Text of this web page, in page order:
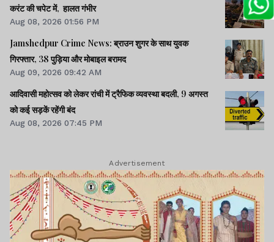
करंट की चपेट में, हालत गंभीर
Aug 08, 2026 01:56 PM
Jamshedpur Crime News: ब्राउन शुगर के साथ युवक
गिरफ्तार, 38 पुड़िया और मोबाइल बरामद
Aug 09, 2026 09:42 AM
आदिवासी महोत्सव को लेकर रांची में ट्रैफिक व्यवस्था बदली, 9 अगस्त
को कई सड़कें रहेंगी बंद
Aug 08, 2026 07:45 PM
Advertisement